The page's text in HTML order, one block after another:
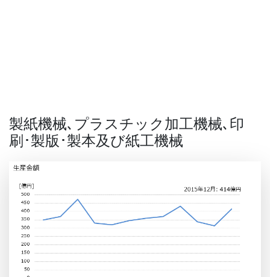
製紙機械､プラスチック加工機械､印
刷･製版･製本及び紙工機械